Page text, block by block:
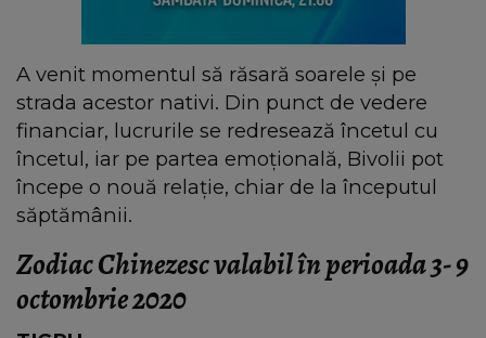
A venit momentul să răsară soarele și pe
strada acestor nativi. Din punct de vedere
financiar, lucrurile se redresează încetul cu
încetul, iar pe partea emoțională, Bivolii pot
începe o nouă relație, chiar de la începutul
săptămânii.
Zodiac Chinezesc valabil în perioada 3- 9
octombrie 2020